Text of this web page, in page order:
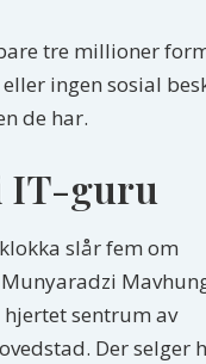
tre millioner
ingen sosial
de har.
IT-guru
slår fem om
sentrum av
Der selger